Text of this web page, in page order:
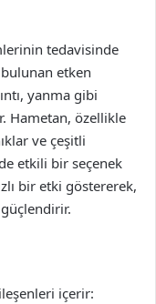
tedavisinde
etken
yanma gibi
Hametan, özellikle
ve çeşitli
etkili bir seçenek
bir etki göstererek,
içerir: